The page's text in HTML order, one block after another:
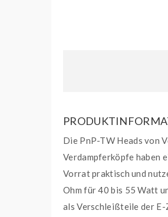
Die PnP-TW Heads von
Verdampferköpfe haben
Vorrat praktisch und
Ohm für 40 bis 55 Watt
als Verschleißteile der